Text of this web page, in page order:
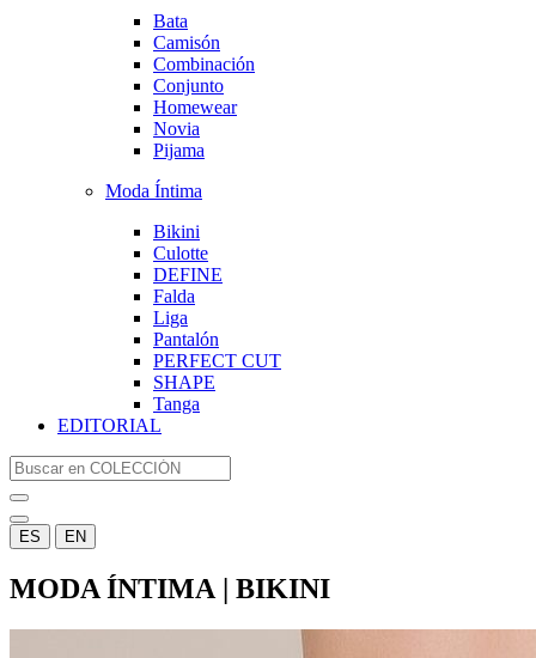
Bata
Camisón
Combinación
Conjunto
Homewear
Novia
Pijama
Moda Íntima
Bikini
Culotte
DEFINE
Falda
Liga
Pantalón
PERFECT CUT
SHAPE
Tanga
EDITORIAL
ES EN
MODA ÍNTIMA | BIKINI